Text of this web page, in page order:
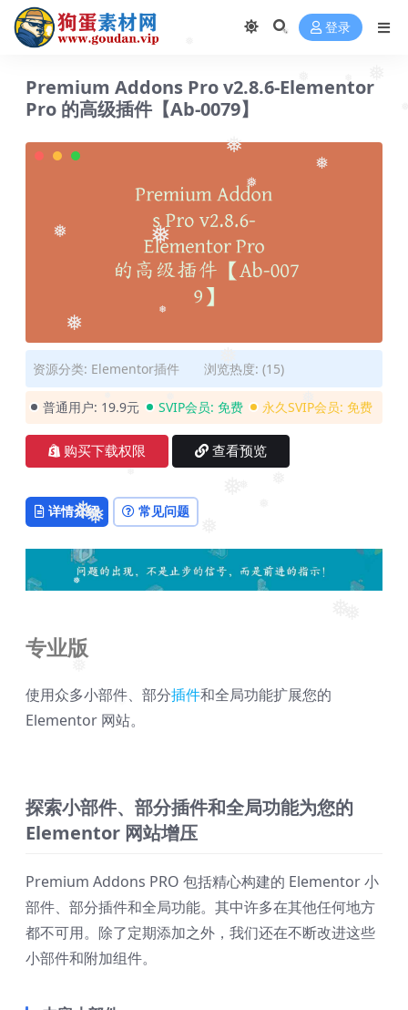
❅
❅
❅
❅
❅
❅
❅
❅
❅
❅
❅
登录
Premium Addons Pro v2.8.6-Elementor
Pro 的高级插件【Ab-0079】
资源分类: Elementor插件 浏览热度: (15)
普通用户: 19.9元 SVIP会员: 免费 永久SVIP会员: 免费
购买下载权限 查看预览
详情介绍 常见问题
专业版
使用众多小部件、部分插件和全局功能扩展您的
Elementor 网站。
探索小部件、部分插件和全局功能为您的
Elementor 网站增压
Premium Addons PRO 包括精心构建的 Elementor 小
部件、部分插件和全局功能。其中许多在其他任何地方
都不可用。除了定期添加之外，我们还在不断改进这些
小部件和附加组件。